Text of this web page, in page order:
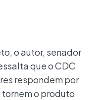
o autor, senador
que o CDC
respondem por
o produto